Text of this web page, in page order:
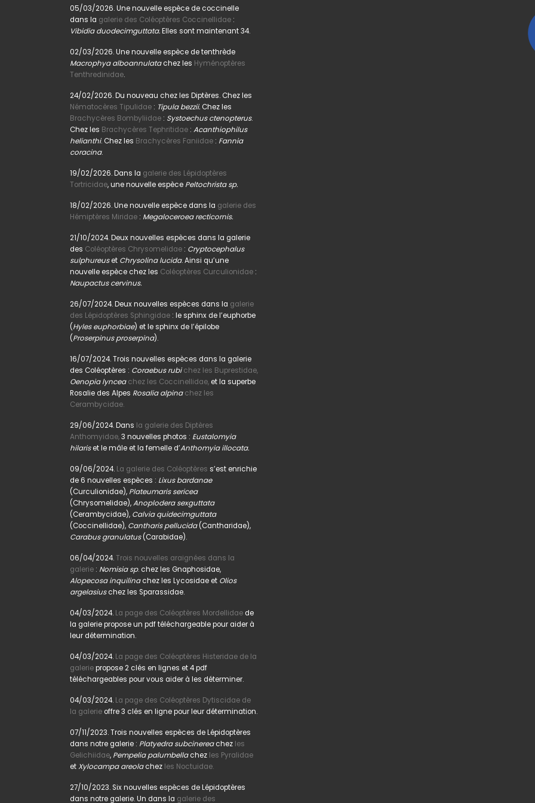
05/03/2026. Une nouvelle espèce de coccinelle
dans la galerie des Coléoptères Coccinellidae :
Vibidia duodecimguttata.Elles sont maintenant 34.
02/03/2026. Une nouvelle espèce de tenthrède
Macrophya alboannulatachez les Hyménoptères
Tenthredinidae.
24/02/2026. Du nouveau chez les Diptères. Chez les
Nématocères Tipulidae : Tipula bezzii. Chez les
Brachycères Bombyliidae : Systoechus ctenopterus.
Chez les Brachycères Tephritidae : Acanthiophilus
helianthi. Chez les Brachycères Faniidae : Fannia
coracina.
19/02/2026. Dans la galerie des Lépidoptères
Tortricidae, une nouvelle espèce Peltochrista sp.
18/02/2026. Une nouvelle espèce dans la galerie des
Hémiptères Miridae : Megaloceroea recticornis.
21/10/2024. Deux nouvelles espèces dans la galerie
des Coléoptères Chrysomelidae : Cryptocephalus
sulphureuset Chrysolina lucida. Ainsi qu’une
nouvelle espèce chez les Coléoptères Curculionidae :
Naupactus cervinus.
26/07/2024. Deux nouvelles espèces dans la galerie
des Lépidoptères Sphingidae : le sphinx de l’euphorbe
(Hyles euphorbiae) et le sphinx de l’épilobe
(Proserpinus proserpina).
16/07/2024. Trois nouvelles espèces dans la galerie
des Coléoptères : Coraebus rubi chez les Buprestidae,
Oenopia lyncea chez les Coccinellidae,et la superbe
Rosalie des Alpes Rosalia alpina chez les
Cerambycidae.
29/06/2024. Dans la galerie des Diptères
Anthomyidae,3 nouvelles photos : Eustalomyia
hilariset le mâle et la femelle d’Anthomyia illocata.
09/06/2024. La galerie des Coléoptères s’est enrichie
de 6 nouvelles espèces : Lixus bardanae
(Curculionidae), Plateumaris sericea
(Chrysomelidae),Anoplodera sexguttata
(Cerambycidae), Calvia quidecimguttata
(Coccinellidae), Cantharis pellucida(Cantharidae),
Carabus granulatus(Carabidae).
06/04/2024.Trois nouvelles araignées dans la
galerie : Nomisia sp. chez les Gnaphosidae,
Alopecosa inquilinachez les Lycosidae et Olios
argelasiuschez les Sparassidae.
04/03/2024. La page des Coléoptères Mordellidaede
la galerie propose un pdf téléchargeable pour aider à
leur détermination.
04/03/2024. La page des Coléoptères Histeridae de la
galeriepropose 2 clés en lignes et 4 pdf
téléchargeables pour vous aider à les déterminer.
04/03/2024. La page des Coléoptères Dytiscidae de
la galerie offre 3 clés en ligne pour leur détermination.
07/11/2023. Trois nouvelles espèces de Lépidoptères
dans notre galerie : Platyedra subcinereachez les
Gelichiidae, Pempelia palumbellachez les Pyralidae
etXylocampa areolachez les Noctuidae.
27/10/2023. Six nouvelles espèces de Lépidoptères
dans notre galerie. Un dans la galerie des